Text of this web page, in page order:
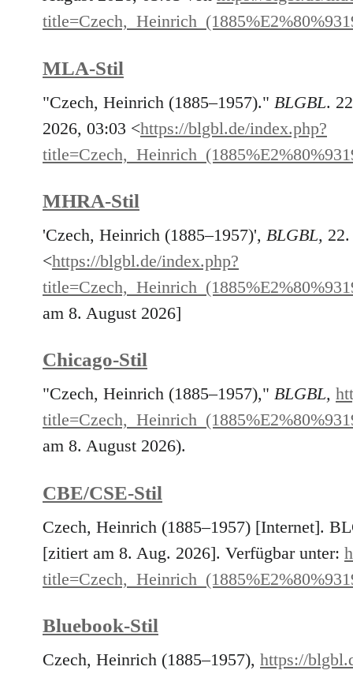
MLA-Stil
"Czech, Heinrich (1885–1957)." BLGBL.
2026, 03:03 <https://blgbl.de/index.php?
MHRA-Stil
'Czech, Heinrich (1885–1957)', BLGBL,
<https://blgbl.de/index.php?
am 8. August 2026]
Chicago-Stil
"Czech, Heinrich (1885–1957)," BLGBL,
am 8. August 2026).
CBE/CSE-Stil
Czech, Heinrich (1885–1957) [Internet].
[zitiert am 8. Aug. 2026]. Verfügbar unter:
Bluebook-Stil
Czech, Heinrich (1885–1957), https://